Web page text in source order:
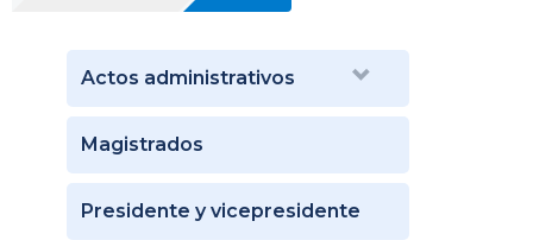
Actos administrativos
Magistrados
Presidente y vicepresidente